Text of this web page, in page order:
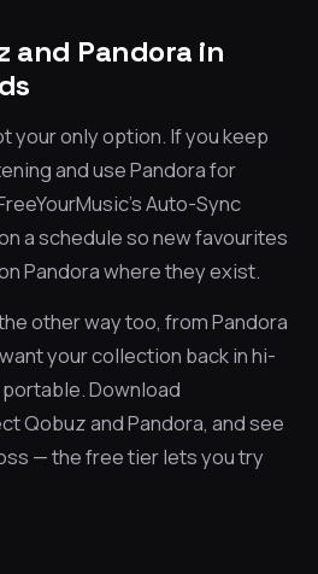
and Pandora in
your only option. If you keep
and use Pandora for
Auto-Sync
a schedule so new favourites
Pandora where they exist.
other way too, from Pandora
your collection back in hi-
Download
Qobuz and Pandora, and see
— the free tier lets you try